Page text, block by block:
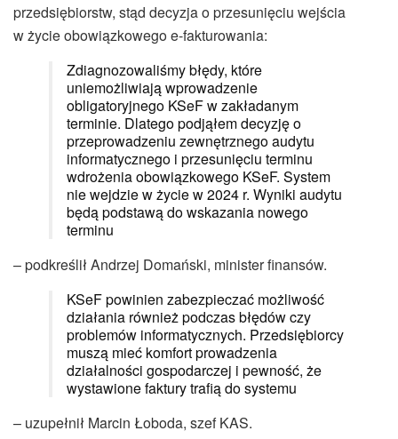
przedsiębiorstw, stąd decyzja o przesunięciu wejścia
w życie obowiązkowego e-fakturowania:
Zdiagnozowaliśmy błędy, które
uniemożliwiają wprowadzenie
obligatoryjnego KSeF w zakładanym
terminie. Dlatego podjąłem decyzję o
przeprowadzeniu zewnętrznego audytu
informatycznego i przesunięciu terminu
wdrożenia obowiązkowego KSeF. System
nie wejdzie w życie w 2024 r. Wyniki audytu
będą podstawą do wskazania nowego
terminu
– podkreślił Andrzej Domański, minister finansów.
KSeF powinien zabezpieczać możliwość
działania również podczas błędów czy
problemów informatycznych. Przedsiębiorcy
muszą mieć komfort prowadzenia
działalności gospodarczej i pewność, że
wystawione faktury trafią do systemu
– uzupełnił Marcin Łoboda, szef KAS.